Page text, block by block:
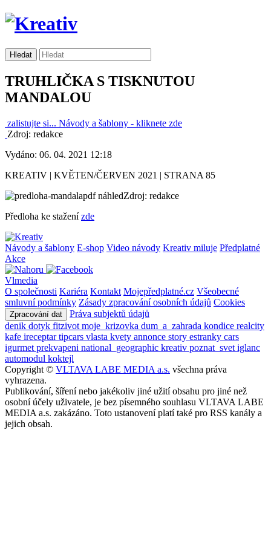
TRUHLIČKA S TISKNUTOU
MANDALOU
zalistujte si... Návody a šablony - kliknete zde
Zdroj: redakce
Vydáno: 06. 04. 2021 12:18
KREATIV | KVĚTEN/ČERVEN 2021 | STRANA 85
Zdroj: redakce
Předloha ke staženízde
Návody a šablony E-shop Video návody Kreativ miluje Předplatné
Akce
Vlmedia
O společnosti Kariéra Kontakt Mojepředplatné.cz Všeobecné
smluvní podmínky Zásady zpracování osobních údajů Cookies
Zpracování dat
Práva subjektů údajů
denik dotyk fitzivot moje_krizovka dum_a_zahrada kondice realcity
kafe ireceptartipcars vlasta kvety annonce story estranky cars
igurmet prekvapeni national_geographic kreativ poznat_svet iglanc
automodul koktejl
Copyright © VLTAVA LABE MEDIA a.s. všechna práva
vyhrazena.
Publikování, šíření nebo jakékoliv jiné užití obsahu pro jiné než
osobní účely uživatele, je bez písemného souhlasu VLTAVA LABE
MEDIA a.s. zakázáno. Toto ustanovení platí také pro RSS kanály a
jejich obsah.